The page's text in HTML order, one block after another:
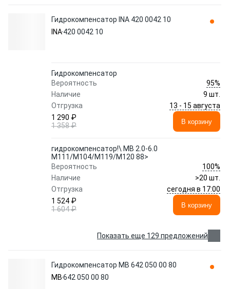
Гидрокомпенсатор INA 420 0042 10
INA420 0042 10
Гидрокомпенсатор
Вероятность
95%
Наличие
9 шт.
Отгрузка
13 - 15 августа
1 290 ₽
1 358 ₽
В корзину
гидрокомпенсатор!\ MB 2.0-6.0
M111/M104/M119/M120 88>
Вероятность
100%
Наличие
>20 шт.
Отгрузка
сегодня в 17:00
1 524 ₽
1 604 ₽
В корзину
Показать еще 129 предложений
Гидрокомпенсатор MB 642 050 00 80
MB642 050 00 80